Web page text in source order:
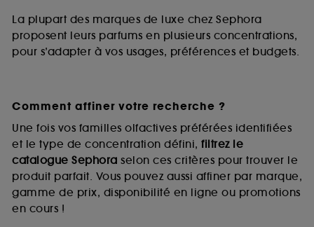
La plupart des marques de luxe chez Sephora
proposent leurs parfums en plusieurs concentrations,
pour s’adapter à vos usages, préférences et budgets.
Comment affiner votre recherche ?
Une fois vos familles olfactives préférées identifiées
et le type de concentration défini, filtrez le
catalogue Sephora selon ces critères pour trouver le
produit parfait. Vous pouvez aussi affiner par marque,
gamme de prix, disponibilité en ligne ou promotions
en cours !